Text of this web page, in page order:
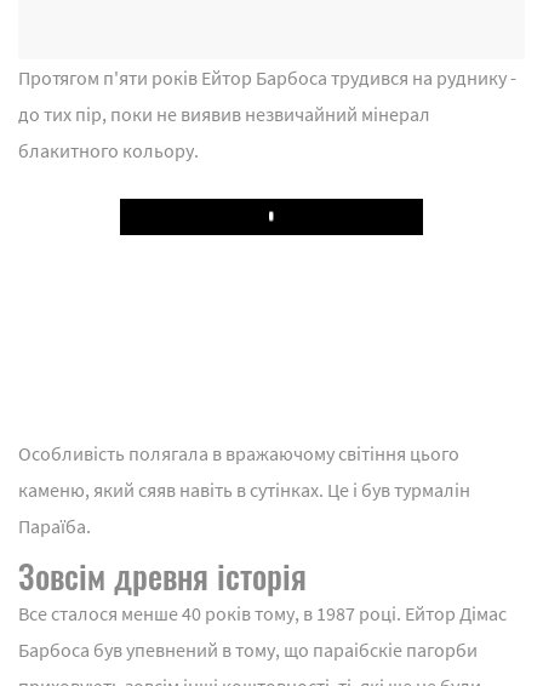
Протягом п'яти років Ейтор Барбоcа трудився на руднику -
до тих пір, поки не виявив незвичайний мінерал
блакитного кольору.
Play
Особливість полягала в вражаючому світіння цього
каменю, який сяяв навіть в сутінках. Це і був турмалін
Параїба.
Зовсім древня історія
Все сталося менше 40 років тому, в 1987 році. Ейтор Дімас
Барбоса був упевнений в тому, що параібскіе пагорби